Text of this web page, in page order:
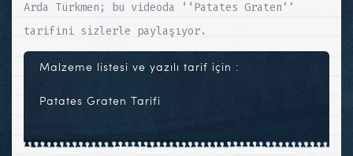
Arda Türkmen; bu videoda ‘‘Patates Graten’’
tarifini sizlerle paylaşıyor.
Malzeme listesi ve yazılı tarif için :
Patates Graten Tarifi